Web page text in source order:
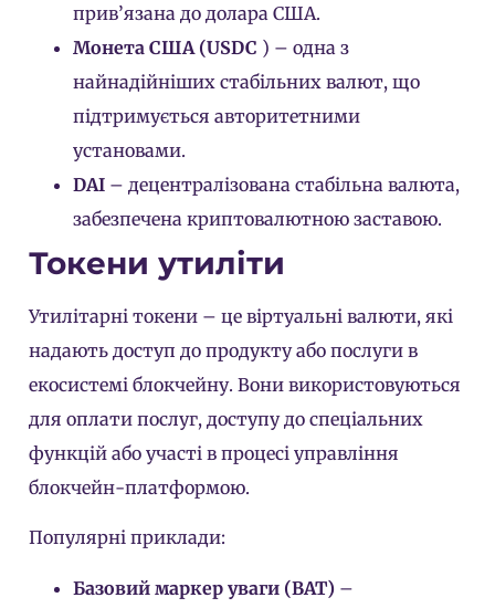
прив’язана до долара США.
Монета США (USDC ) – одна з
найнадійніших стабільних валют, що
підтримується авторитетними
установами.
DAI – децентралізована стабільна валюта,
забезпечена криптовалютною заставою.
Токени утиліти
Утилітарні токени – це віртуальні валюти, які
надають доступ до продукту або послуги в
екосистемі блокчейну. Вони використовуються
для оплати послуг, доступу до спеціальних
функцій або участі в процесі управління
блокчейн-платформою.
Популярні приклади:
Базовий маркер уваги (BAT) –